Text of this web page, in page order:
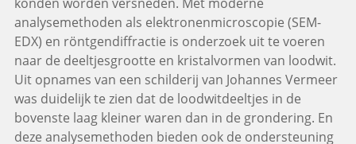
analysemethoden als elektronenmicroscopie (SEM-
EDX) en röntgendiffractie is onderzoek uit te voeren
naar de deeltjesgrootte en kristalvormen van loodwit.
Uit opnames van een schilderij van Johannes Vermeer
was duidelijk te zien dat de loodwitdeeltjes in de
bovenste laag kleiner waren dan in de grondering. En
deze analysemethoden bieden ook de ondersteuning